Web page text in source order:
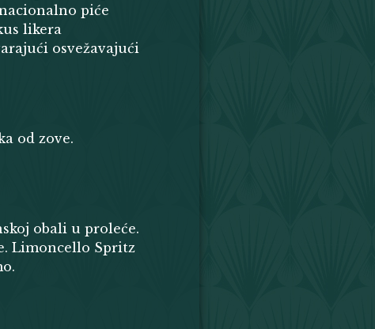
piće
likera
osvežavajući
od zove.
obali u proleće.
Limoncello Spritz